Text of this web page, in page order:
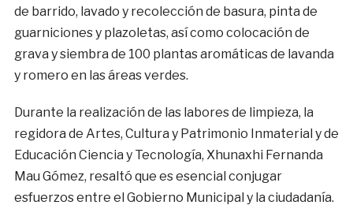
de barrido, lavado y recolección de basura, pinta de
guarniciones y plazoletas, así como colocación de
grava y siembra de 100 plantas aromáticas de lavanda
y romero en las áreas verdes.
Durante la realización de las labores de limpieza, la
regidora de Artes, Cultura y Patrimonio Inmaterial y de
Educación Ciencia y Tecnología, Xhunaxhi Fernanda
Mau Gómez, resaltó que es esencial conjugar
esfuerzos entre el Gobierno Municipal y la ciudadanía.